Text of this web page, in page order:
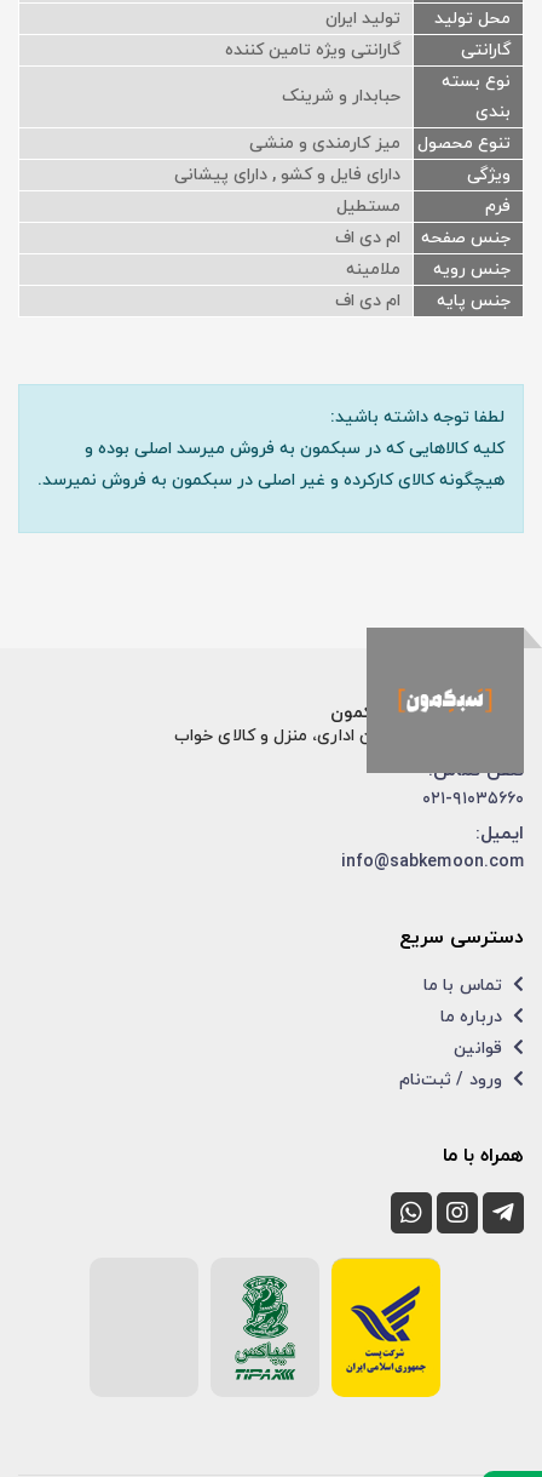
محل تولید
تولید ایران
گارانتی
گارانتی ویژه تامین کننده
نوع بسته
بندی
حبابدار و شرینک
تنوع محصول
میز کارمندی و منشی
ویژگی
دارای فایل و کشو , دارای پیشانی
فرم
مستطیل
جنس صفحه
ام دی اف
جنس رویه
ملامینه
جنس پایه
ام دی اف
لطفا توجه داشته باشید:
کلیه کالاهایی که در سبکمون به فروش میرسد اصلی بوده و
هیچگونه کالای کارکرده و غیر اصلی در سبکمون به فروش نمیرسد.
فروشگاه اینترنتی سبکمون
فروش تخصصی مبلمان اداری، منزل و کالای خواب
تلفن تماس:
۰۲۱-۹۱۰۳۵۶۶۰
ایمیل:
info@sabkemoon.com
دسترسی سریع
تماس با ما
درباره ما
قوانین
ورود / ثبت‌نام
همراه با ما